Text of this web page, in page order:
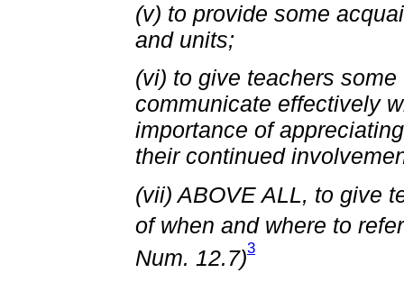
(v) to provide some
and units;
(vi) to give teachers
communicate effectively
importance of
their continued
(vii) ABOVE ALL, to give
of when and where to
Num. 12.7)3